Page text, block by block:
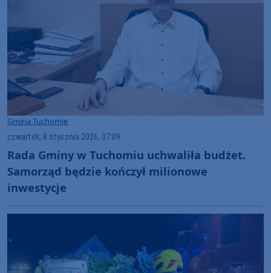
Gmina Tuchomie
czwartek, 8 stycznia 2026, 07:09
Rada Gminy w Tuchomiu uchwaliła budżet.
Samorząd będzie kończył milionowe
inwestycje